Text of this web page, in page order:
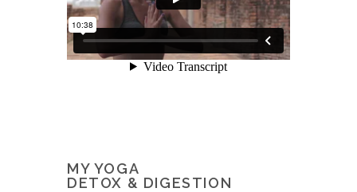
MY YOGA
DETOX & DIGESTION